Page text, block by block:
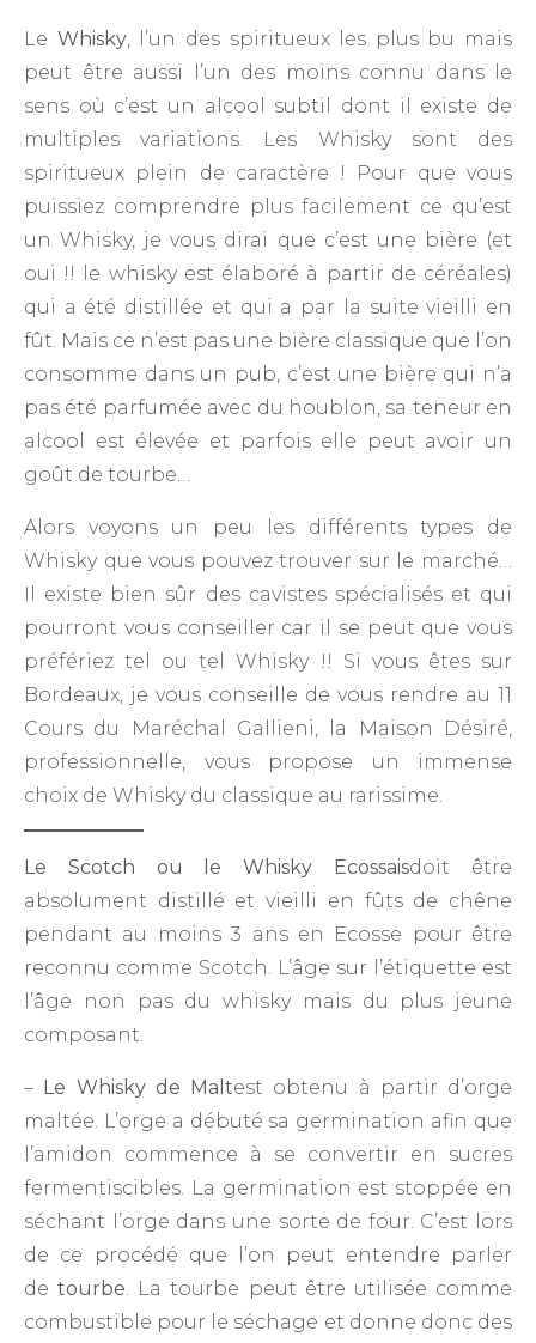
Le Whisky, l’un des spiritueux les plus bu mais
peut être aussi l’un des moins connu dans le
sens où c’est un alcool subtil dont il existe de
multiples variations. Les Whisky sont des
spiritueux plein de caractère ! Pour que vous
puissiez comprendre plus facilement ce qu’est
un Whisky, je vous dirai que c’est une bière (et
oui !! le whisky est élaboré à partir de céréales)
qui a été distillée et qui a par la suite vieilli en
fût. Mais ce n’est pas une bière classique que l’on
consomme dans un pub, c’est une bière qui n’a
pas été parfumée avec du houblon, sa teneur en
alcool est élevée et parfois elle peut avoir un
goût de tourbe…
Alors voyons un peu les différents types de
Whisky que vous pouvez trouver sur le marché…
Il existe bien sûr des cavistes spécialisés et qui
pourront vous conseiller car il se peut que vous
préfériez tel ou tel Whisky !! Si vous êtes sur
Bordeaux, je vous conseille de vous rendre au 11
Cours du Maréchal Gallieni, la Maison Désiré,
professionnelle, vous propose un immense
choix de Whisky du classique au rarissime.
Le Scotch ou le Whisky Ecossaisdoit être
absolument distillé et vieilli en fûts de chêne
pendant au moins 3 ans en Ecosse pour être
reconnu comme Scotch. L’âge sur l’étiquette est
l’âge non pas du whisky mais du plus jeune
composant.
– Le Whisky de Maltest obtenu à partir d’orge
maltée. L’orge a débuté sa germination afin que
l’amidon commence à se convertir en sucres
fermentiscibles. La germination est stoppée en
séchant l’orge dans une sorte de four. C’est lors
de ce procédé que l’on peut entendre parler
detourbe. La tourbe peut être utilisée comme
combustible pour le séchage et donne donc des